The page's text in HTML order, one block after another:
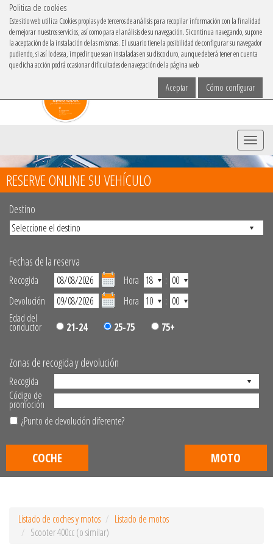
Politica de cookies
Este sitio web utiliza Cookies propias y de terceros de análisis para recopilar información con la finalidad
de mejorar nuestros servicios, así como para el análisis de su navegación. Si continua navegando, supone
la aceptación de la instalación de las mismas. El usuario tiene la posibilidad de configurar su navegador
pudiendo, si así lo desea, impedir que sean instaladas en su disco duro, aunque deberá tener en cuenta
que dicha acción podrá ocasionar dificultades de navegación de la página web
Cómo configurar
Aceptar
Elige tu idioma
Menu
RESERVE ONLINE SU VEHÍCULO
Destino
Fechas de la reserva
Recogida Hora
:
Devolución
Hora
:
Edad del
conductor 21-24 25-75 75+
Zonas de recogida y devolución
Recogida
Código de
promoción
¿Punto de devolución diferente?
COCHE MOTO
Listado de coches y motos
Listado de motos
Scooter 400cc (o similar)